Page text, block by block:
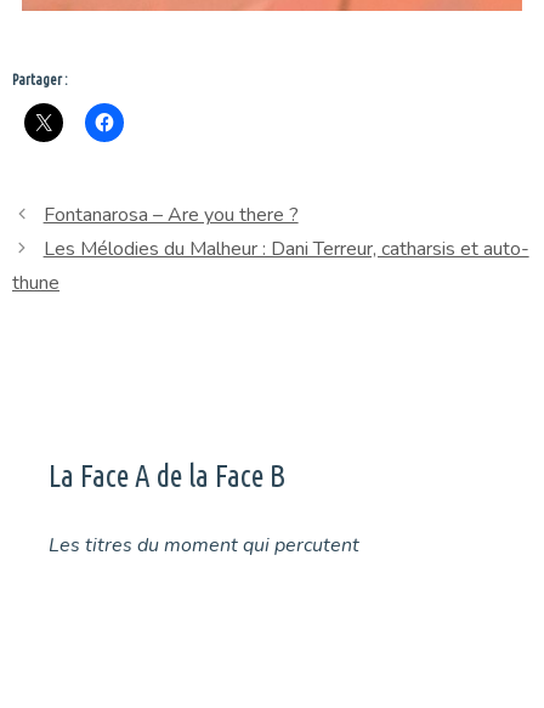
Partager :
Fontanarosa – Are you there ?
Les Mélodies du Malheur : Dani Terreur, catharsis et auto-
thune
La Face A de la Face B
Les titres du moment qui percutent